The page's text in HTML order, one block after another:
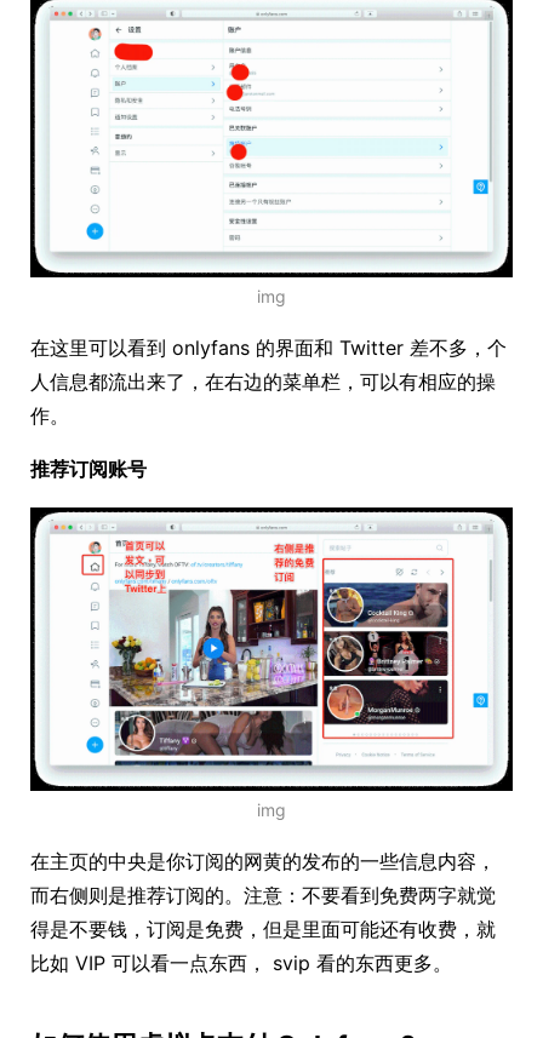
img
在这里可以看到 onlyfans 的界面和 Twitter 差不多，个
人信息都流出来了，在右边的菜单栏，可以有相应的操
作。
推荐订阅账号
img
在主页的中央是你订阅的网黄的发布的一些信息内容，
而右侧则是推荐订阅的。注意：不要看到免费两字就觉
得是不要钱，订阅是免费，但是里面可能还有收费，就
比如 VIP 可以看一点东西， svip 看的东西更多。